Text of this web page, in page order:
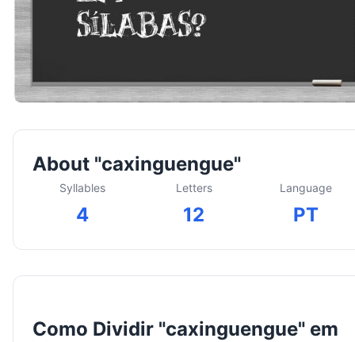
About "caxinguengue"
Syllables
4
Letters
12
Language
PT
Como Dividir "caxinguengue" em